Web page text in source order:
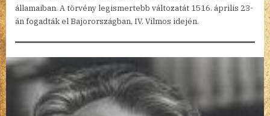
államaiban. A törvény legismertebb változatát 1516. április 23-
án fogadták el Bajorországban, IV. Vilmos idején.